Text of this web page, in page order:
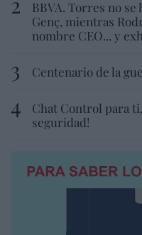
BBVA. Torres no se
Genç, mientras
nombre CEO... y
Centenario de la
Chat Control para
seguridad!